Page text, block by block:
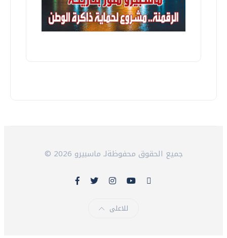
© 2026 جميع الحقوق محفوظةلـ ماسبيرو
للاعلى